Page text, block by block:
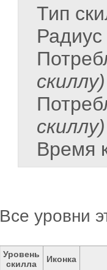
Тип
скиллу)
скиллу)
Время
Все уровни
Уровень
скилла
Иконка